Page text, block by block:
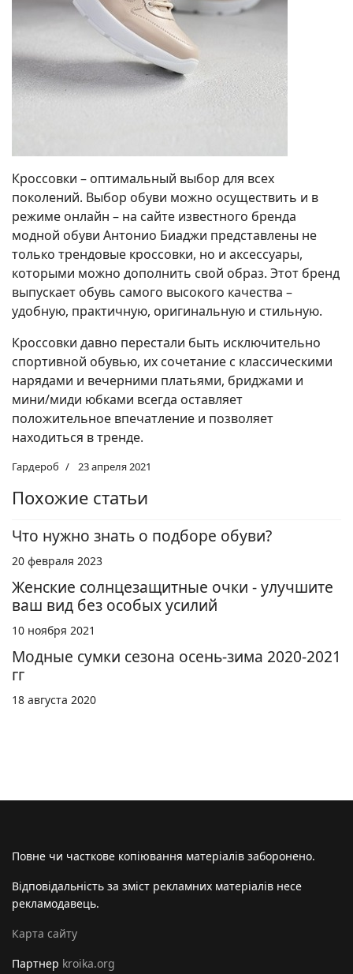
Кроссовки – оптимальный выбор для всех
поколений. Выбор обуви можно осуществить и в
режиме онлайн – на сайте известного бренда
модной обуви Антонио Биаджи представлены не
только трендовые кроссовки, но и аксессуары,
которыми можно дополнить свой образ. Этот бренд
выпускает обувь самого высокого качества –
удобную, практичную, оригинальную и стильную.
Кроссовки давно перестали быть исключительно
спортивной обувью, их сочетание с классическими
нарядами и вечерними платьями, бриджами и
мини/миди юбками всегда оставляет
положительное впечатление и позволяет
находиться в тренде.
Гардероб 23 апреля 2021
Похожие статьи
Что нужно знать о подборе обуви?
20 февраля 2023
Женские солнцезащитные очки - улучшите
ваш вид без особых усилий
10 ноября 2021
Модные сумки сезона осень-зима 2020-2021
гг
18 августа 2020
Повне чи часткове копіювання матеріалів заборонено.
Відповідальність за зміст рекламних матеріалів несе
рекламодавець.
Карта сайту
Партнер kroika.org